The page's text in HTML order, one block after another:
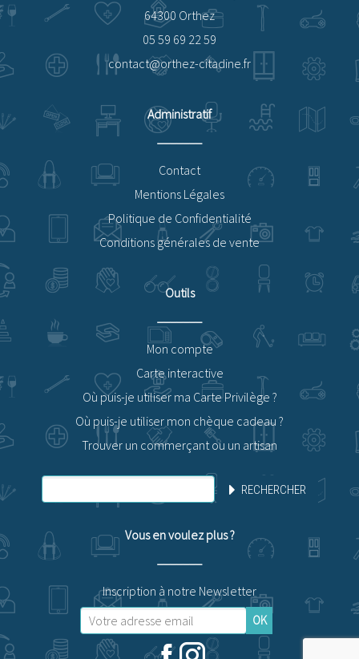
64300 Orthez
05 59 69 22 59
contact@orthez-citadine.fr
Administratif
Contact
Mentions Légales
Politique de Confidentialité
Conditions générales de vente
Outils
Mon compte
Carte interactive
Où puis-je utiliser ma Carte Privilège ?
Où puis-je utiliser mon chèque cadeau ?
Trouver un commerçant ou un artisan
RECHERCHER
Vous en voulez plus ?
Inscription à notre Newsletter
OK